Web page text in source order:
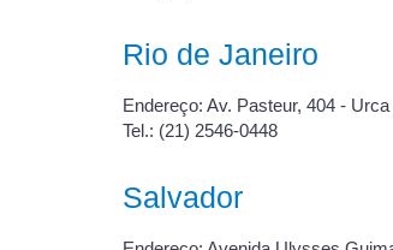
Rio de Janeiro
Endereço: Av. Pasteur, 404 -
Tel.: (21) 2546-0448
Salvador